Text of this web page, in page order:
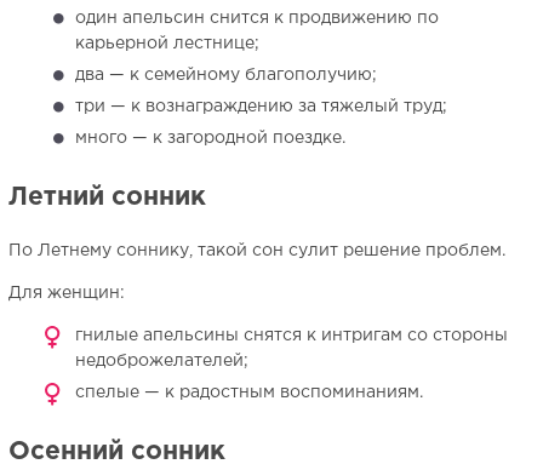
один апельсин снится к продвижению по
карьерной лестнице;
два — к семейному благополучию;
три — к вознаграждению за тяжелый труд;
много — к загородной поездке.
Летний сонник
По Летнему соннику, такой сон сулит решение проблем.
Для женщин:
гнилые апельсины снятся к интригам со стороны
недоброжелателей;
спелые — к радостным воспоминаниям.
Осенний сонник